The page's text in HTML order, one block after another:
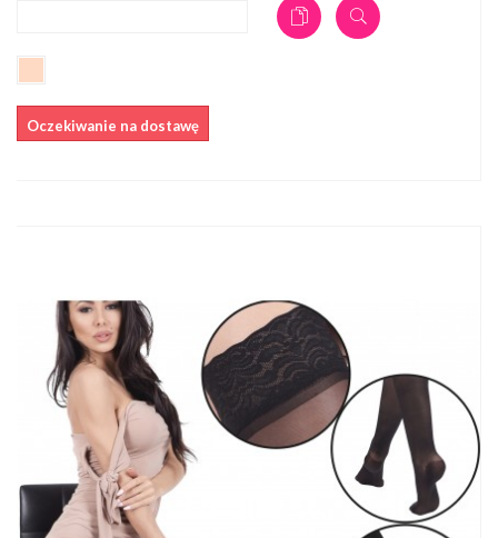
Oczekiwanie na dostawę